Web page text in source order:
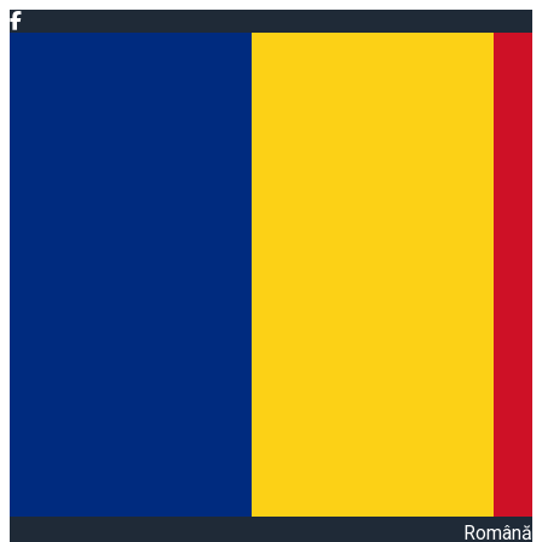
Română